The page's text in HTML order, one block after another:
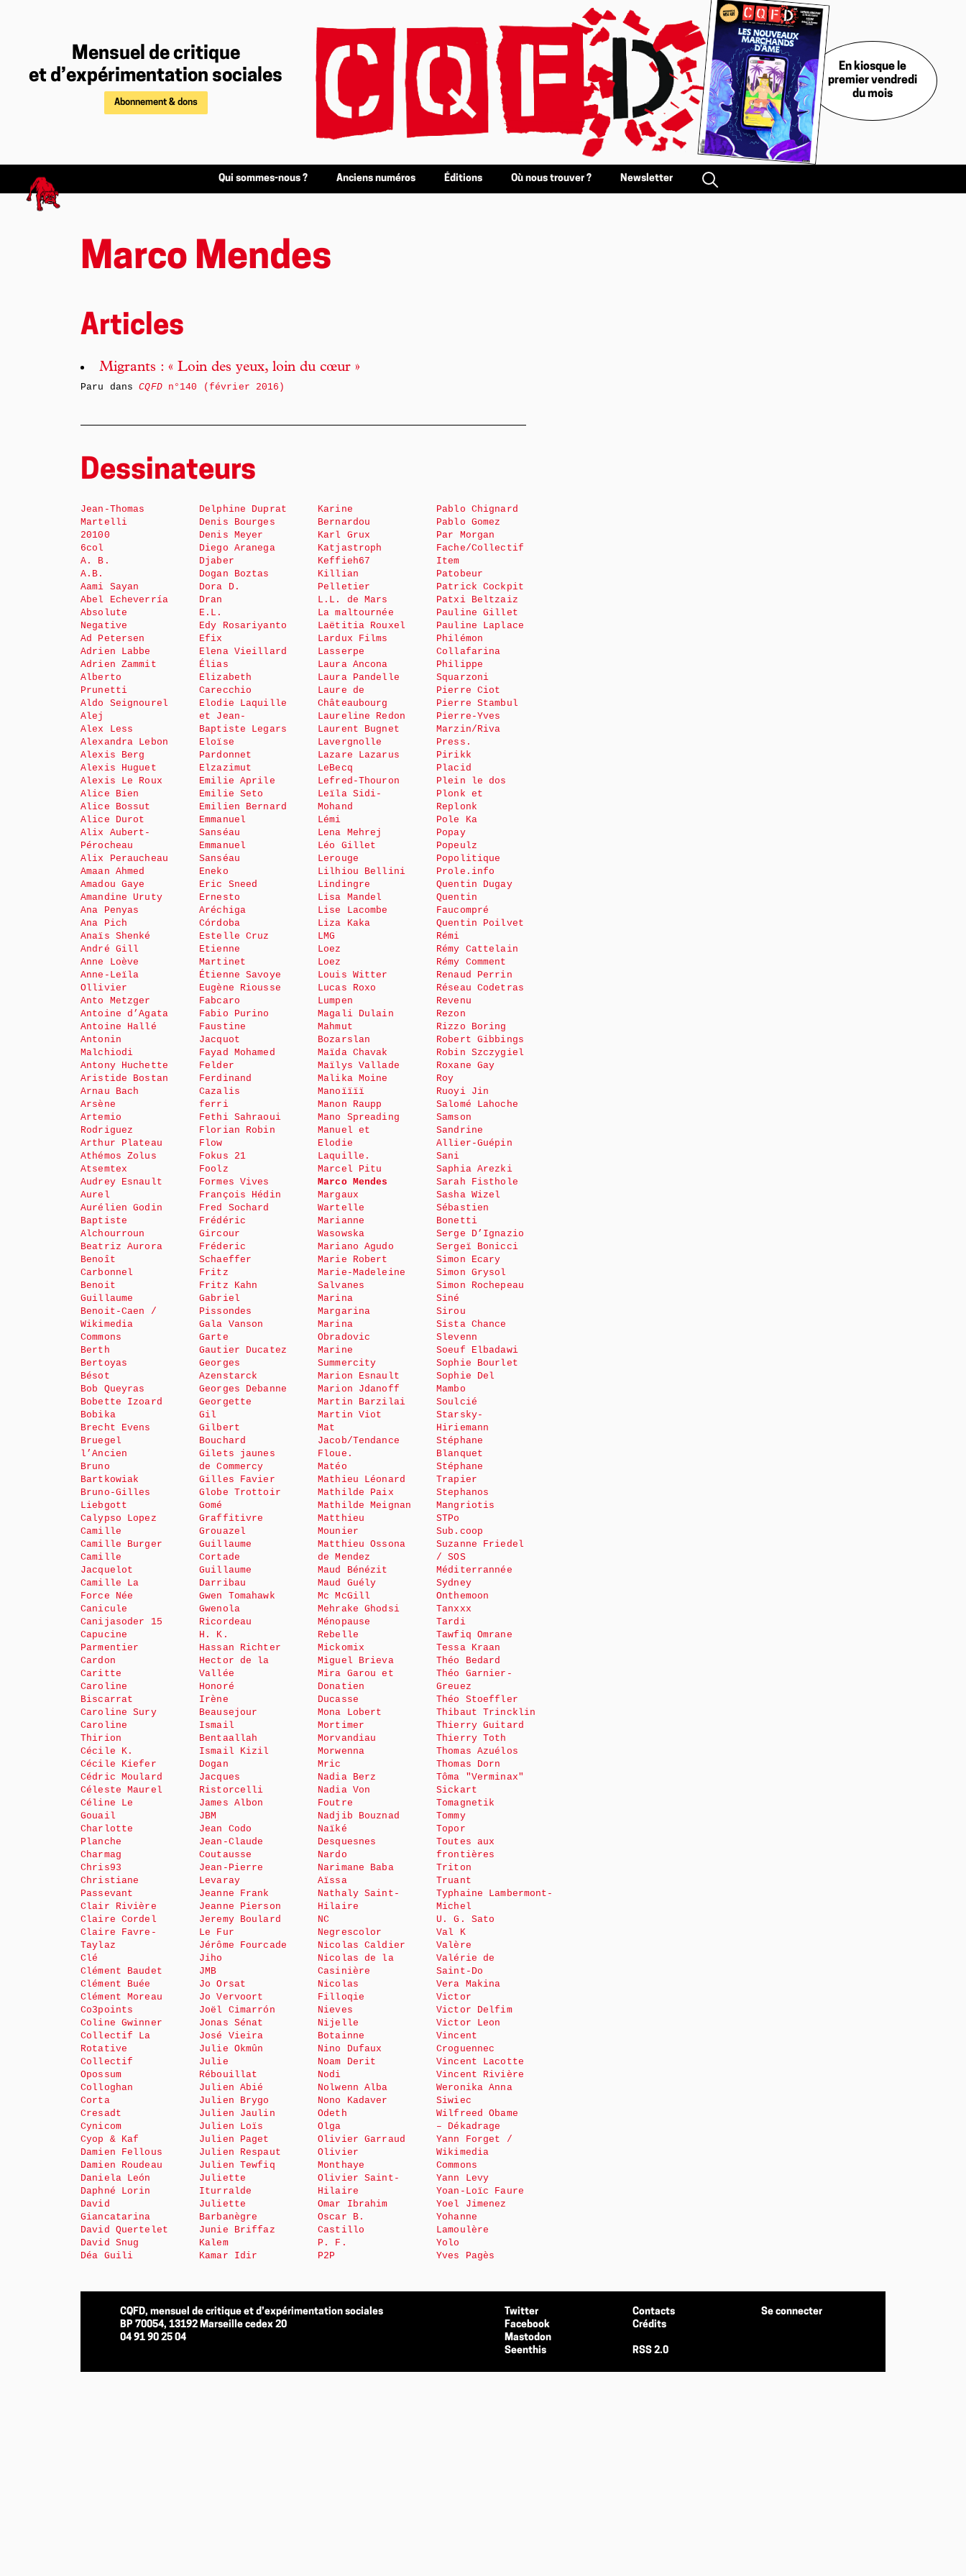
Mensuel de critique
et d’expérimentation sociales
Abonnement & dons
En kiosque le
premier vendredi
du mois
Qui sommes-nous ? Anciens numéros Éditions Où nous trouver ? Newsletter
Marco Mendes
Articles
Migrants : « Loin des yeux, loin du cœur »
Paru dansCQFDn°140 (février 2016)
Dessinateurs
Jean-Thomas
Martelli
20100
6col
A. B.
A.B.
Aami Sayan
Abel Echeverría
Absolute
Negative
Ad Petersen
Adrien Labbe
Adrien Zammit
Alberto
Prunetti
Aldo Seignourel
Alej
Alex Less
Alexandra Lebon
Alexis Berg
Alexis Huguet
Alexis Le Roux
Alice Bien
Alice Bossut
Alice Durot
Alix Aubert-
Pérocheau
Alix Peraucheau
Amaan Ahmed
Amadou Gaye
Amandine Uruty
Ana Penyas
Ana Pich
Anaïs Shenké
André Gill
Anne Loève
Anne-Leïla
Ollivier
Anto Metzger
Antoine d’Agata
Antoine Hallé
Antonin
Malchiodi
Antony Huchette
Aristide Bostan
Arnau Bach
Arsène
Artemio
Rodriguez
Arthur Plateau
Athémos Zolus
Atsemtex
Audrey Esnault
Aurel
Aurélien Godin
Baptiste
Alchourroun
Beatriz Aurora
Benoît
Carbonnel
Benoit
Guillaume
Benoit-Caen /
Wikimedia
Commons
Berth
Bertoyas
Bésot
Bob Queyras
Bobette Izoard
Bobika
Brecht Evens
Bruegel
l’Ancien
Bruno
Bartkowiak
Bruno-Gilles
Liebgott
Calypso Lopez
Camille
Camille Burger
Camille
Jacquelot
Camille La
Force Née
Canicule
Canijasoder 15
Capucine
Parmentier
Cardon
Caritte
Caroline
Biscarrat
Caroline Sury
Caroline
Thirion
Cécile K.
Cécile Kiefer
Cédric Moulard
Céleste Maurel
Céline Le
Gouail
Charlotte
Planche
Charmag
Chris93
Christiane
Passevant
Clair Rivière
Claire Cordel
Claire Favre-
Taylaz
Clé
Clément Baudet
Clément Buée
Clément Moreau
Co3points
Coline Gwinner
Collectif La
Rotative
Collectif
Opossum
Colloghan
Corta
Cresadt
Cynicom
Cyop & Kaf
Damien Fellous
Damien Roudeau
Daniela León
Daphné Lorin
David
Giancatarina
David Quertelet
David Snug
Déa Guili
Delphine Duprat
Denis Bourges
Denis Meyer
Diego Aranega
Djaber
Dogan Boztas
Dora D.
Dran
E.L.
Edy Rosariyanto
Efix
Elena Vieillard
Élias
Elizabeth
Carecchio
Elodie Laquille
et Jean-
Baptiste Legars
Eloïse
Pardonnet
Elzazimut
Emilie Aprile
Emilie Seto
Emilien Bernard
Emmanuel
Sanséau
Emmanuel
Sanséau
Eneko
Eric Sneed
Ernesto
Aréchiga
Córdoba
Estelle Cruz
Etienne
Martinet
Étienne Savoye
Eugène Riousse
Fabcaro
Fabio Purino
Faustine
Jacquot
Fayad Mohamed
Felder
Ferdinand
Cazalis
ferri
Fethi Sahraoui
Florian Robin
Flow
Fokus 21
Foolz
Formes Vives
François Hédin
Fred Sochard
Frédéric
Gircour
Fréderic
Schaeffer
Fritz
Fritz Kahn
Gabriel
Pissondes
Gala Vanson
Garte
Gautier Ducatez
Georges
Azenstarck
Georges Debanne
Georgette
Gil
Gilbert
Bouchard
Gilets jaunes
de Commercy
Gilles Favier
Globe Trottoir
Gomé
Graffitivre
Grouazel
Guillaume
Cortade
Guillaume
Darribau
Gwen Tomahawk
Gwenola
Ricordeau
H. K.
Hassan Richter
Hector de la
Vallée
Honoré
Irène
Beausejour
Ismail
Bentaallah
Ismail Kizil
Dogan
Jacques
Ristorcelli
James Albon
JBM
Jean Codo
Jean-Claude
Coutausse
Jean-Pierre
Levaray
Jeanne Frank
Jeanne Pierson
Jeremy Boulard
Le Fur
Jérôme Fourcade
Jiho
JMB
Jo Orsat
Jo Vervoort
Joël Cimarrón
Jonas Sénat
José Vieira
Julie Okmûn
Julie
Rébouillat
Julien Abié
Julien Brygo
Julien Jaulin
Julien Loïs
Julien Paget
Julien Respaut
Julien Tewfiq
Juliette
Iturralde
Juliette
Barbanègre
Junie Briffaz
Kalem
Kamar Idir
Karine
Bernardou
Karl Grux
Katjastroph
Keffieh67
Killian
Pelletier
L.L. de Mars
La maltournée
Laëtitia Rouxel
Lardux Films
Lasserpe
Laura Ancona
Laura Pandelle
Laure de
Châteaubourg
Laureline Redon
Laurent Bugnet
Lavergnolle
Lazare Lazarus
LeBecq
Lefred-Thouron
Leïla Sidi-
Mohand
Lémi
Lena Mehrej
Léo Gillet
Lerouge
Lilhiou Bellini
Lindingre
Lisa Mandel
Lise Lacombe
Liza Kaka
LMG
Loez
Loez
Louis Witter
Lucas Roxo
Lumpen
Magali Dulain
Mahmut
Bozarslan
Maïda Chavak
Maïlys Vallade
Malika Moine
Manoïïïï
Manon Raupp
Mano Spreading
Manuel et
Elodie
Laquille.
Marcel Pitu
Marco Mendes
Margaux
Wartelle
Marianne
Wasowska
Mariano Agudo
Marie Robert
Marie-Madeleine
Salvanes
Marina
Margarina
Marina
Obradovic
Marine
Summercity
Marion Esnault
Marion Jdanoff
Martin Barzilai
Martin Viot
Mat
Jacob/Tendance
Floue.
Matéo
Mathieu Léonard
Mathilde Paix
Mathilde Meignan
Matthieu
Mounier
Matthieu Ossona
de Mendez
Maud Bénézit
Maud Guély
Mc McGill
Mehrake Ghodsi
Ménopause
Rebelle
Mickomix
Miguel Brieva
Mira Garou et
Donatien
Ducasse
Mona Lobert
Mortimer
Morvandiau
Morwenna
Mric
Nadia Berz
Nadia Von
Foutre
Nadjib Bouznad
Naïké
Desquesnes
Nardo
Narimane Baba
Aïssa
Nathaly Saint-
Hilaire
NC
Negrescolor
Nicolas Caldier
Nicolas de la
Casinière
Nicolas
Filloqie
Nieves
Nijelle
Botainne
Nino Dufaux
Noam Derit
Nodi
Nolwenn Alba
Nono Kadaver
Odeth
Olga
Olivier Garraud
Olivier
Monthaye
Olivier Saint-
Hilaire
Omar Ibrahim
Oscar B.
Castillo
P. F.
P2P
Pablo Chignard
Pablo Gomez
Par Morgan
Fache/Collectif
Item
Patobeur
Patrick Cockpit
Patxi Beltzaiz
Pauline Gillet
Pauline Laplace
Philémon
Collafarina
Philippe
Squarzoni
Pierre Ciot
Pierre Stambul
Pierre-Yves
Marzin/Riva
Press.
Pirikk
Placid
Plein le dos
Plonk et
Replonk
Pole Ka
Popay
Popeulz
Popolitique
Prole.info
Quentin Dugay
Quentin
Faucompré
Quentin Poilvet
Rémi
Rémy Cattelain
Rémy Comment
Renaud Perrin
Réseau Codetras
Revenu
Rezon
Rizzo Boring
Robert Gibbings
Robin Szczygiel
Roxane Gay
Roy
Ruoyi Jin
Salomé Lahoche
Samson
Sandrine
Allier-Guépin
Sani
Saphia Arezki
Sarah Fisthole
Sasha Wizel
Sébastien
Bonetti
Serge D’Ignazio
Sergeï Bonicci
Simon Ecary
Simon Grysol
Simon Rochepeau
Siné
Sirou
Sista Chance
Slevenn
Soeuf Elbadawi
Sophie Bourlet
Sophie Del
Mambo
Soulcié
Starsky-
Hiriemann
Stéphane
Blanquet
Stéphane
Trapier
Stephanos
Mangriotis
STPo
Sub.coop
Suzanne Friedel
/ SOS
Méditerrannée
Sydney
Onthemoon
Tanxxx
Tardi
Tawfiq Omrane
Tessa Kraan
Théo Bedard
Théo Garnier-
Greuez
Théo Stoeffler
Thibaut Trincklin
Thierry Guitard
Thierry Toth
Thomas Azuélos
Thomas Dorn
Tôma "Verminax"
Sickart
Tomagnetik
Tommy
Topor
Toutes aux
frontières
Triton
Truant
Typhaine Lambermont-
Michel
U. G. Sato
Val K
Valère
Valérie de
Saint-Do
Vera Makina
Victor
Victor Delfim
Victor Leon
Vincent
Croguennec
Vincent Lacotte
Vincent Rivière
Weronika Anna
Siwiec
Wilfreed Obame
– Dékadrage
Yann Forget /
Wikimedia
Commons
Yann Levy
Yoan-Loïc Faure
Yoel Jimenez
Yohanne
Lamoulère
Yolo
Yves Pagès
CQFD, mensuel de critique et d’expérimentation sociales
BP 70054, 13192 Marseille cedex 20
04 91 90 25 04
Twitter
Facebook
Mastodon
Seenthis
Contacts
Crédits
RSS 2.0
Se connecter